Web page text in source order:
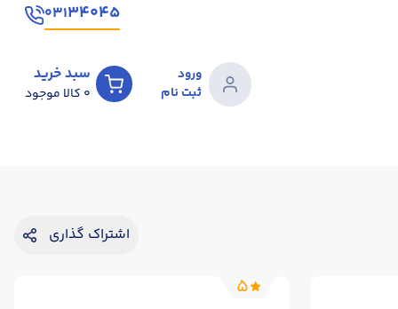
۳۴۰۴۵۰۳۱
ورود
ثبت نام
سبد خرید
0 کالا موجود
اشتراک گذاری
5